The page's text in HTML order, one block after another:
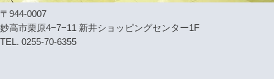
〒944-0007
妙高市栗原4−7−11 新井ショッピングセンター1F
TEL. 0255-70-6355